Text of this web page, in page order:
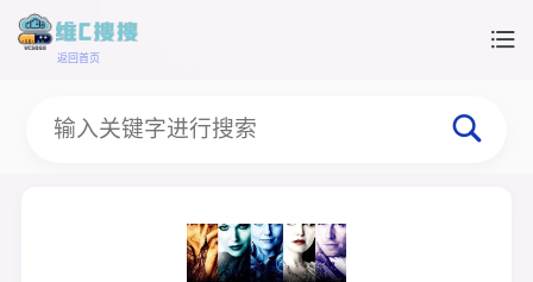
返回首页